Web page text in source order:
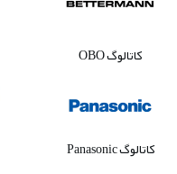
کاتالوگ OBO
کاتالوگ Panasonic